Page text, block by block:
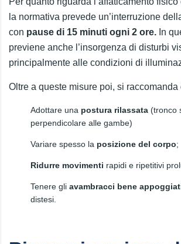
la normativa prevede un’interruzione
con pause di 15 minuti ogni 2 ore. In
previene anche l’insorgenza di disturbi
principalmente alle condizioni di
Oltre a queste misure poi, si raccomanda
Adottare una postura rilassata (tronco
perpendicolare alle gambe)
Variare spesso la posizione del corpo;
Ridurre movimenti rapidi e ripetitivi
Tenere gli avambracci bene
distesi.